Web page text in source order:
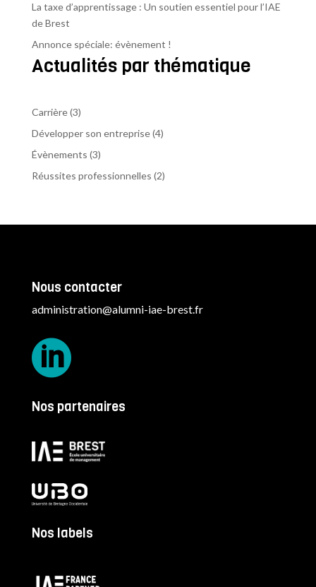
La taxe d’apprentissage : Un soutien essentiel pour l’IAE
de Brest
Annonce spéciale: évènement !
Actualités par thématique
Carrière(3)
Développer son entreprise(4)
Évènements (3)
Réussites professionnelles (2)
Nous contacter
administration@alumni-iae-brest.fr

Nos partenaires
Nos labels